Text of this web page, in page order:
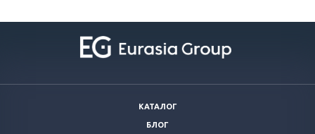
КАТАЛОГ
БЛОГ